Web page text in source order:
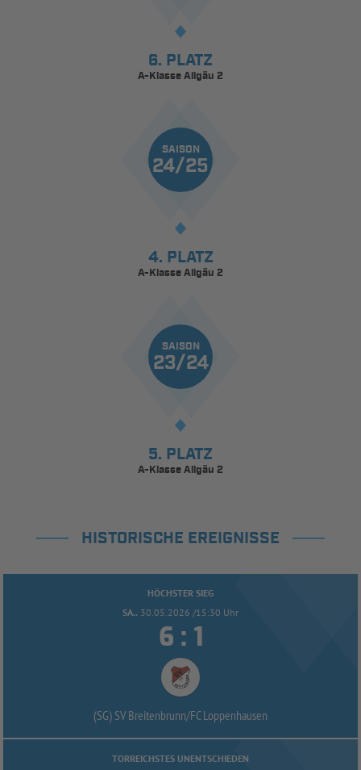
6. PLATZ
A-Klasse Allgäu 2
SAISON
24/25
4. PLATZ
A-Klasse Allgäu 2
SAISON
23/24
5. PLATZ
A-Klasse Allgäu 2
HISTORISCHE EREIGNISSE
HÖCHSTER SIEG
SA.. 30.05.2026 /15:30 Uhr
 : 
(SG) SV Breitenbrunn/FC Loppenhausen
TORREICHSTES UNENTSCHIEDEN